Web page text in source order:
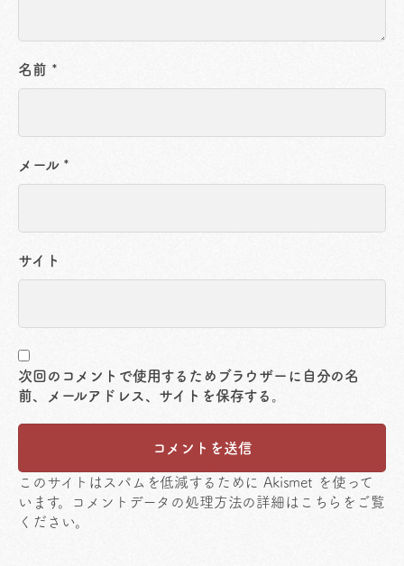
名前 *
メール *
サイト
次回のコメントで使用するためブラウザーに自分の名
前、メールアドレス、サイトを保存する。
このサイトはスパムを低減するために Akismet を使って
います。
コメントデータの処理方法の詳細はこちらをご覧
ください。